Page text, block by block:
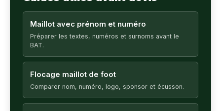
Maillot avec prénom et numéro
Préparer les textes, numéros et surnoms avant le
BAT.
Flocage maillot de foot
Comparer nom, numéro, logo, sponsor et écusson.